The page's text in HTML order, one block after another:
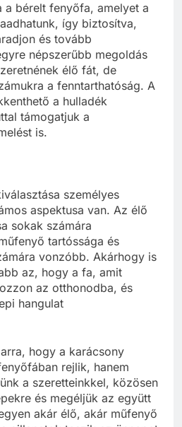
a bérelt fenyőfa, amelyet a
így biztosítva,
és tovább
népszerűbb megoldás
élő fát, de
a fenntarthatóság. A
a hulladék
támogatjuk a
is.
személyes
aspektusa van. Az élő
sokak számára
tartóssága és
vonzóbb. Akárhogy is
az, hogy a fa, amit
az otthonodba, és
hangulat
hogy a karácsony
rejlik, hanem
a szeretteinkkel, közösen
és megéljük az együtt
akár élő, akár műfenyő